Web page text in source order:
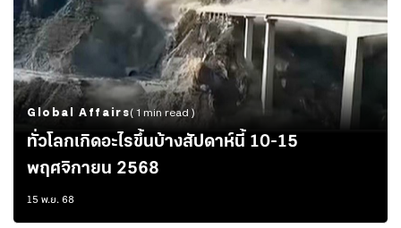
Global Affairs( 1 min read )
ทั่วโลกเกิดอะไรขึ้นบ้างสัปดาห์นี้ 10-15
พฤศจิกายน 2568
15 พ.ย. 68